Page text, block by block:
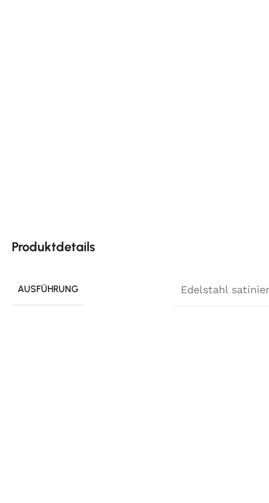
Produktdetails
AUSFÜHRUNG Edelstahl